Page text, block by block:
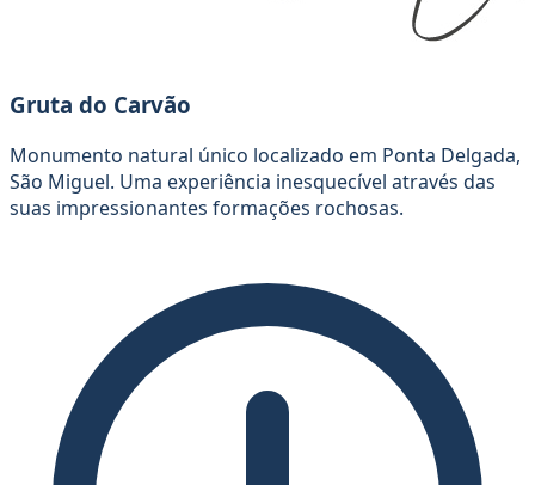
Gruta do Carvão
Monumento natural único localizado em Ponta Delgada,
São Miguel. Uma experiência inesquecível através das
suas impressionantes formações rochosas.